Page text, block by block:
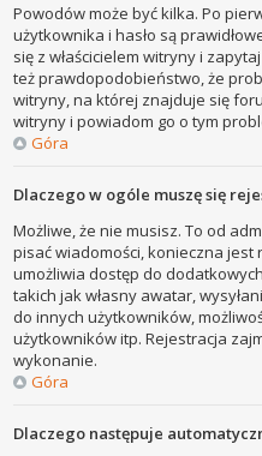
Powodów może być kilka. Po
użytkownika i hasło są
się z właścicielem witryny i
też prawdopodobieństwo, że
witryny, na której znajduje się
witryny i powiadom go o tym
Góra
Dlaczego w ogóle muszę się
Możliwe, że nie musisz. To od
pisać wiadomości, konieczna
umożliwia dostęp do
takich jak własny awatar,
do innych użytkowników,
użytkowników itp. Rejestracja
wykonanie.
Góra
Dlaczego następuje